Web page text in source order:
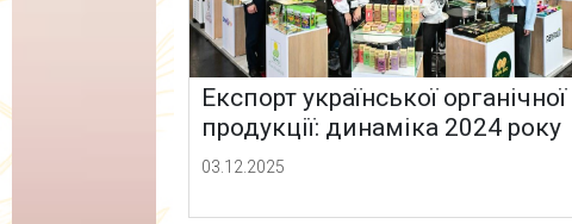
Експорт української органічної
продукції: динаміка 2024 року
03.12.2025